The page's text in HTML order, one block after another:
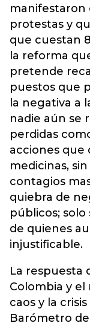
manifestaron
protestas y
que cuestan
la reforma
pretende
puestos que
la negativa a
nadie aún se
perdidas
acciones que
medicinas,
contagios
quiebra de
públicos;
de quienes
injustificable.
La respuesta
Colombia y
caos y la
Barómetro